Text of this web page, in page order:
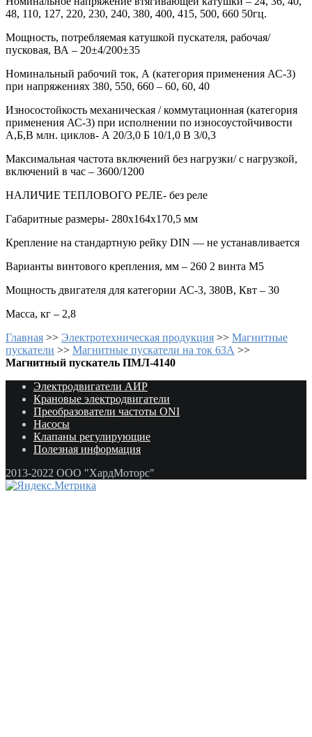
48, 110, 127, 220, 230, 240, 380, 400, 415, 500, 660 50гц.
Мощность, потребляемая катушкой пускателя, рабочая/
пусковая, ВА – 20±4/200±35
Номинальный рабочий ток, А (категория применения АС-3)
при напряжениях 380, 550, 660 – 60, 60, 40
Износостойкость механическая / коммутационная (категория
применения АС-3) при исполнении по износоустойчивости
А,Б,В млн. циклов- А 20/3,0 Б 10/1,0 В 3/0,3
Максимальная частота включений без нагрузки/ с нагрузкой,
включений в час – 3600/1200
НАЛИЧИЕ ТЕПЛОВОГО РЕЛЕ- без реле
Габаритные размеры- 280х164х170,5 мм
Крепление на стандартную рейку DIN — не устанавливается
Варианты винтового крепления, мм – 260 2 винта М5
Мощность двигателя для категории АС-3, 380В, Квт – 30
Масса, кг – 2,8
Главная >> Электротехническая продукция >> Магнитные
пускатели >> Магнитные пускатели на ток 63А >>
Магнитный пускатель ПМЛ-4140
Электродвигатели АИР
Крановые электродвигатели
Преобразователи частоты ONI
Насосы
Клапаны регулирующие
Полезная информация
2013-2022 ООО "ХардМоторс"